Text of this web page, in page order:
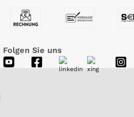
Folgen Sie uns